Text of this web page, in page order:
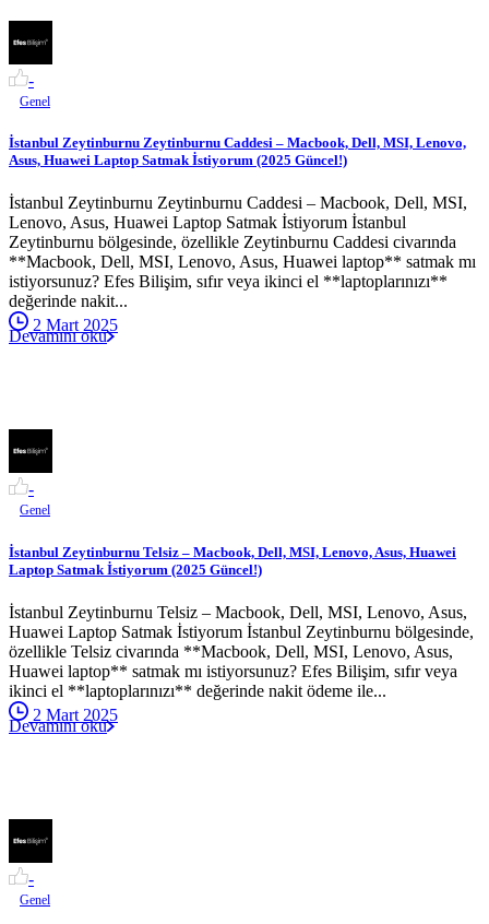
-
Genel
İstanbul Zeytinburnu Zeytinburnu Caddesi – Macbook, Dell, MSI, Lenovo,
Asus, Huawei Laptop Satmak İstiyorum (2025 Güncel!)
İstanbul Zeytinburnu Zeytinburnu Caddesi – Macbook, Dell, MSI,
Lenovo, Asus, Huawei Laptop Satmak İstiyorum İstanbul
Zeytinburnu bölgesinde, özellikle Zeytinburnu Caddesi civarında
**Macbook, Dell, MSI, Lenovo, Asus, Huawei laptop** satmak mı
istiyorsunuz? Efes Bilişim, sıfır veya ikinci el **laptoplarınızı**
değerinde nakit...
2 Mart 2025
Devamını oku
-
Genel
İstanbul Zeytinburnu Telsiz – Macbook, Dell, MSI, Lenovo, Asus, Huawei
Laptop Satmak İstiyorum (2025 Güncel!)
İstanbul Zeytinburnu Telsiz – Macbook, Dell, MSI, Lenovo, Asus,
Huawei Laptop Satmak İstiyorum İstanbul Zeytinburnu bölgesinde,
özellikle Telsiz civarında **Macbook, Dell, MSI, Lenovo, Asus,
Huawei laptop** satmak mı istiyorsunuz? Efes Bilişim, sıfır veya
ikinci el **laptoplarınızı** değerinde nakit ödeme ile...
2 Mart 2025
Devamını oku
-
Genel